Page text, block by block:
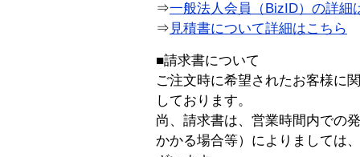
⇒一般法人会員（BizID）の詳細
⇒ 見積書について詳細はこちら
■請求書について
ご注文時に希望されたお客様に
しております。
尚、請求書は、営業時間内での
かかる場合等）によりましては